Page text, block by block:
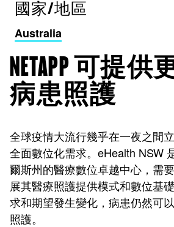
國家/地區
Australia
NETAPP 可提
病患照護
全球疫情大流行幾乎在一夜之間
全面數位化需求。eHealth NSW
爾斯州的醫療數位卓越中心，需
展其醫療照護提供模式和數位基
求和期望發生變化，病患仍然可
照護。